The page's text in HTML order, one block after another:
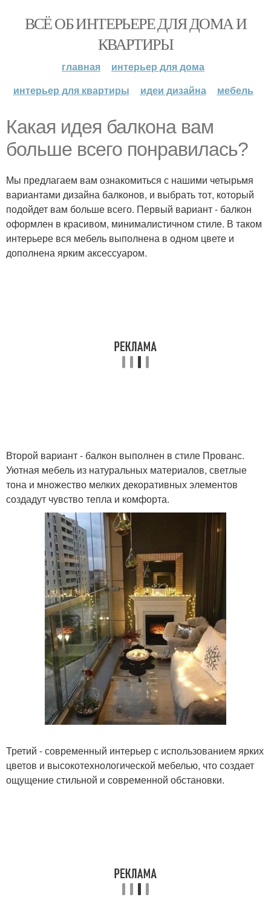
ВСЁ ОБ ИНТЕРЬЕРЕ ДЛЯ ДОМА И
КВАРТИРЫ
главная
интерьер для дома
интерьер для квартиры
идеи дизайна мебель
Какая идея балкона вам
больше всего понравилась?
Мы предлагаем вам ознакомиться с нашими четырьмя
вариантами дизайна балконов, и выбрать тот, который
подойдет вам больше всего. Первый вариант - балкон
оформлен в красивом, минималистичном стиле. В таком
интерьере вся мебель выполнена в одном цвете и
дополнена ярким аксессуаром.
Второй вариант - балкон выполнен в стиле Прованс.
Уютная мебель из натуральных материалов, светлые
тона и множество мелких декоративных элементов
создадут чувство тепла и комфорта.
Третий - современный интерьер с использованием ярких
цветов и высокотехнологической мебелью, что создает
ощущение стильной и современной обстановки.